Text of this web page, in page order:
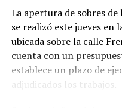
La apertura de sobres
se realizó este jueves en
ubicada sobre la calle
cuenta con un
establece un plazo de
adjudicados los trabajos.